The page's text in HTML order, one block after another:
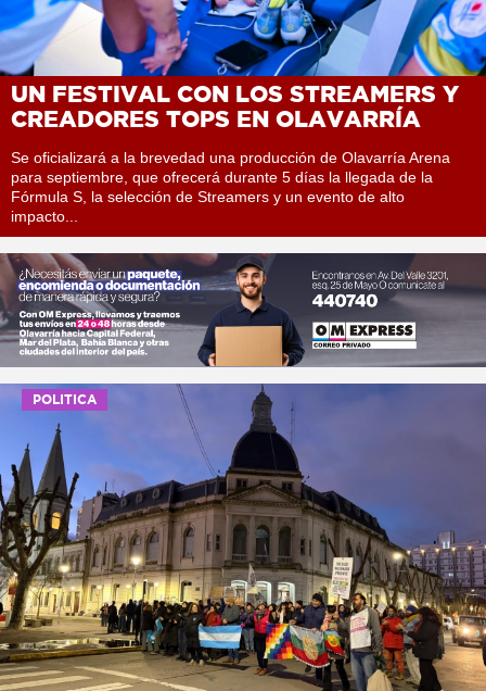
UN FESTIVAL CON LOS STREAMERS Y
CREADORES TOPS EN OLAVARRÍA
Se oficializará a la brevedad una producción de Olavarría Arena
para septiembre, que ofrecerá durante 5 días la llegada de la
Fórmula S, la selección de Streamers y un evento de alto
impacto...
POLITICA